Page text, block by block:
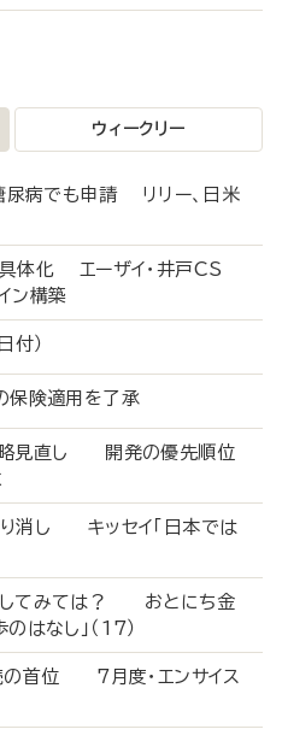
ウィークリー
病でも申請 リリー、日米
体化 エーザイ・井戸CS
ン構築
7日付）
の保険適用を了承
略見直し 開発の優先順位
り消し キッセイ「日本では
してみては？ おとにち金
はなし」（17）
の首位 7月度・エンサイス